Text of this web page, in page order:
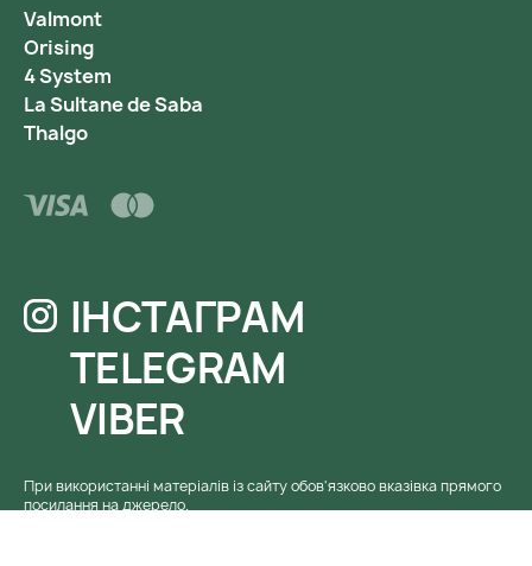
Valmont
Orising
4 System
La Sultane de Saba
Thalgo
ІНСТАГРАМ
TELEGRAM
VIBER
При використанні матеріалів із сайту обов'язково вказівка ​​прямого
посилання на джерело.